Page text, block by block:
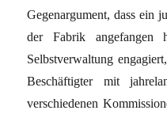
Gegenargument, dass ein
der Fabrik
Selbstverwaltung
Beschäftigter mit
verschiedenen